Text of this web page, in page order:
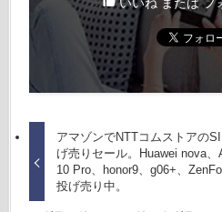
いいね または フ
アマゾンでNTTコムストアの
げ売りセール。Huawei nova
10 Pro、honor9、g06+、
投げ売り中。